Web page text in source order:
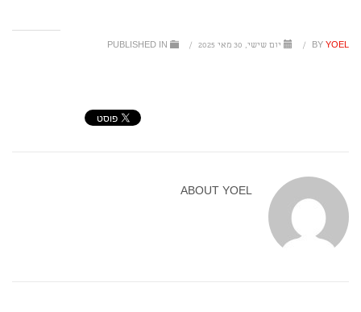
BY YOEL
/ יום שישי, 30 מאי 2025 /
ABOUT YOEL